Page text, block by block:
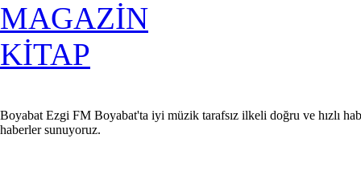
MAGAZİN
KİTAP
Boyabat Ezgi FM Boyabat'ta iyi müzik tarafsız ilkeli doğru ve hızlı
haberler sunuyoruz.